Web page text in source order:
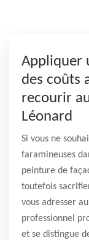
Appliquer
des coûts
recourir
Léonard
Si vous ne
faramineuses
peinture de
toutefois
vous adresser
professionnel
et se distingue